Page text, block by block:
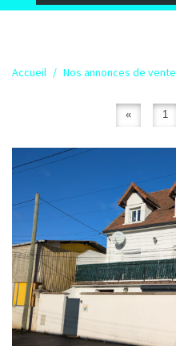
Accueil Nos annonces de vente
« 1